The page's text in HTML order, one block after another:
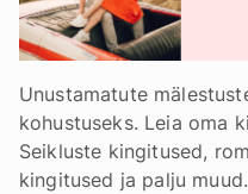
Unustamatute
kohustuseks. Leia oma
Seikluste kingitused,
kingitused ja palju muud.